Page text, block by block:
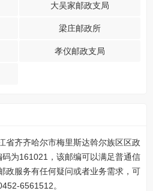
大吴家邮政支局
梁庄邮政所
孝仪邮政支局
省齐齐哈尔市梅里斯达斡尔族区区政
为161021，该邮编可以满足普通信
政服务有任何疑问或者业务需求，可
6561512。